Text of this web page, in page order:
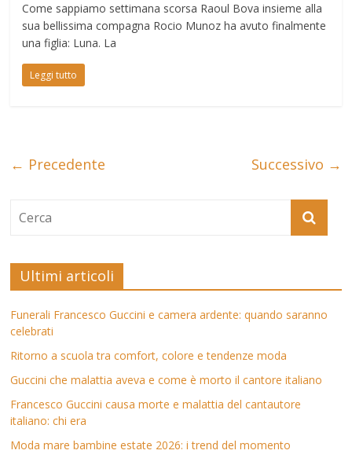
Come sappiamo settimana scorsa Raoul Bova insieme alla
sua bellissima compagna Rocio Munoz ha avuto finalmente
una figlia: Luna. La
Leggi tutto
← Precedente Successivo →
Ultimi articoli
Funerali Francesco Guccini e camera ardente: quando saranno
celebrati
Ritorno a scuola tra comfort, colore e tendenze moda
Guccini che malattia aveva e come è morto il cantore italiano
Francesco Guccini causa morte e malattia del cantautore
italiano: chi era
Moda mare bambine estate 2026: i trend del momento